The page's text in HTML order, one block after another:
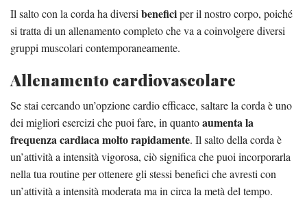
Il salto con la corda ha diversibeneficiper il nostro corpo, poiché
si tratta di un allenamento completo che va a coinvolgere diversi
gruppi muscolari contemporaneamente.
Allenamento cardiovascolare
Se stai cercando un’opzione cardio efficace, saltare la corda è uno
dei migliori esercizi che puoi fare, in quantoaumenta la
frequenza cardiaca molto rapidamente. Il salto della corda è
un’attività a intensità vigorosa, ciò significa che puoi incorporarla
nella tua routine per ottenere gli stessi benefici che avresti con
un’attività a intensità moderata ma in circa la metà del tempo.